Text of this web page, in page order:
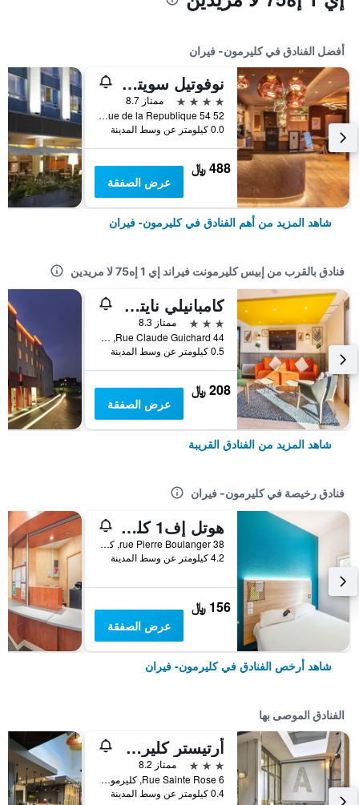
أفضل الفنادق في كليرمون- فيران
نوفوتيل سويتس كليرمون فيراند بوليدوم
4 نجوم
ممتاز 8.7
52 54 Avenue de la Republique, كليرمون- فيران, إقليم بوي دو دوم, فرنسا
0.0 كيلومتر عن وسط المدينة
488 ﷼
عرض الصفقة
شاهد المزيد من أهم الفنادق في كليرمون- فيران
فنادق بالقرب من إبيس كليرمونت فيراند إي 1 إه75 لا مريدين
كامبانيلي نايتشر - كليرمونت فيراند لو بريزيت
3 نجوم
ممتاز 8.3
44 Rue Claude Guichard, كليرمون- فيران, إقليم بوي دو دوم, فرنسا
0.5 كيلومتر عن وسط المدينة
208 ﷼
عرض الصفقة
شاهد المزيد من الفنادق القريبة
فنادق رخيصة في كليرمون- فيران
هوتل إف1 كليرمونت فيراند إيست
38 rue Pierre Boulanger, كليرمون- فيران, إقليم بوي دو دوم, فرنسا
4.2 كيلومتر عن وسط المدينة
156 ﷼
عرض الصفقة
شاهد أرخص الفنادق في كليرمون- فيران
الفنادق الموصى بها
أرتيستر كليرمونت فيراند
3 نجوم
ممتاز 8.2
6 Rue Sainte Rose, كليرمون- فيران, إقليم بوي دو دوم, فرنسا
0.4 كيلومتر عن وسط المدينة